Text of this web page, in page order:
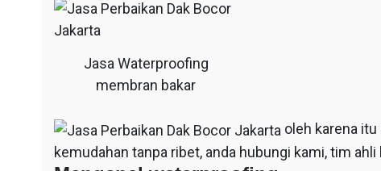
Jasa Waterproofing
membran bakar
oleh karena
kemudahan tanpa ribet, anda hubungi kami, tim